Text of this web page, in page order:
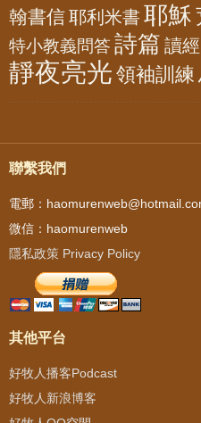
翰書信耶利米書 耶穌
特小教義問答詩篇 讀經
靜夜亮光 領袖訓練
聯繫我們
電郵：
微信：haomurenweb
隱私政策 Privacy Policy
其他平台
好牧人播客Podcast
好牧人新浪博客